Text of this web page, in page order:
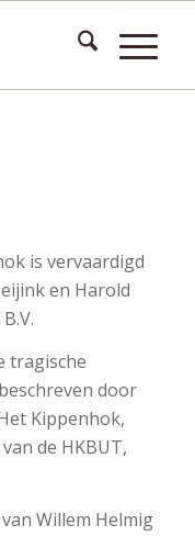
is vervaardigd
en Harold
tragische
door
Kippenhok,
de HKBUT,
Willem Helmig